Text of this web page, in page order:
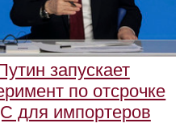
запускает
по отсрочке
для импортеров